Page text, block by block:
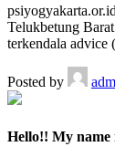
Telukbetung
terkendala advice
Posted by
Hello!! My name